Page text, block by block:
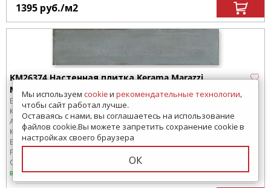
1395 руб./м2
KM26374 Настенная плитка Kerama Marazzi
Мажорель голубой глянцевый 6x28,5x1
Бренд:
Kerama Marazzi
Коллекция:Мажорель
Артикул:KM26374
Код товара:SD-280648-99
В коробке:48 шт, 0.82 м2
Размер:
Сроки доставки: 1-3 дня
в наличии
Мы используем cookieи рекомендательные технологии,
чтобы сайт работал лучше.
Оставаясь с нами, вы соглашаетесь на использование
файлов cookie.Вы можете запретить сохранение cookie в
настройках своего браузера
ОК